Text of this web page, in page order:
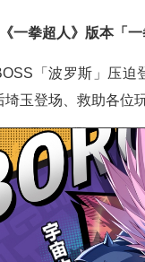
《一拳超人》版本「
「波罗斯」压迫
玉登场、救助各位